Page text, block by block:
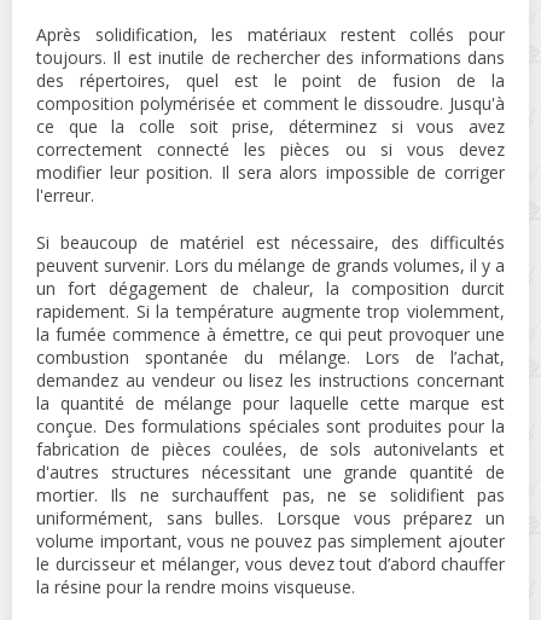
Après solidification, les matériaux restent collés pour
toujours. Il est inutile de rechercher des informations dans
des répertoires, quel est le point de fusion de la
composition polymérisée et comment le dissoudre. Jusqu'à
ce que la colle soit prise, déterminez si vous avez
correctement connecté les pièces ou si vous devez
modifier leur position. Il sera alors impossible de corriger
l'erreur.
Si beaucoup de matériel est nécessaire, des difficultés
peuvent survenir. Lors du mélange de grands volumes, il y a
un fort dégagement de chaleur, la composition durcit
rapidement. Si la température augmente trop violemment,
la fumée commence à émettre, ce qui peut provoquer une
combustion spontanée du mélange. Lors de l’achat,
demandez au vendeur ou lisez les instructions concernant
la quantité de mélange pour laquelle cette marque est
conçue. Des formulations spéciales sont produites pour la
fabrication de pièces coulées, de sols autonivelants et
d'autres structures nécessitant une grande quantité de
mortier. Ils ne surchauffent pas, ne se solidifient pas
uniformément, sans bulles. Lorsque vous préparez un
volume important, vous ne pouvez pas simplement ajouter
le durcisseur et mélanger, vous devez tout d’abord chauffer
la résine pour la rendre moins visqueuse.